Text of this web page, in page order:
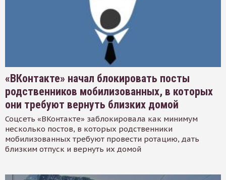
«ВКонтакте» начал блокировать посты
родственников мобилизованных, в которых
они требуют вернуть близких домой
Соцсеть «ВКонтакте» заблокировала как минимум
несколько постов, в которых родственники
мобилизованных требуют провести ротацию, дать
близким отпуск и вернуть их домой